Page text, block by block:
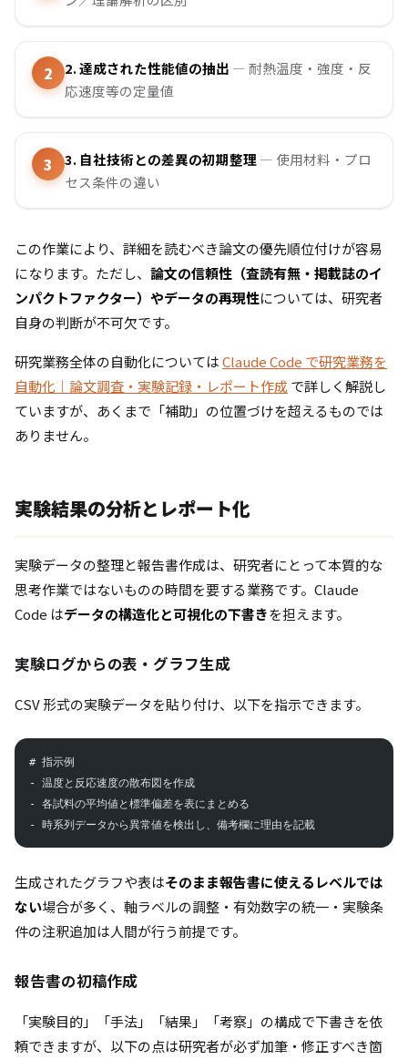
2. 達成された性能値の抽出 — 耐熱温度・強度・反
応速度等の定量値
3. 自社技術との差異の初期整理— 使用材料・プロ
セス条件の違い
この作業により、詳細を読むべき論文の優先順位付けが容易
になります。ただし、 論文の信頼性（査読有無・掲載誌のイ
ンパクトファクター）やデータの再現性については、研究者
自身の判断が不可欠です。
研究業務全体の自動化についてはClaude Code で研究業務を
自動化｜論文調査・実験記録・レポート作成 で詳しく解説し
ていますが、あくまで「補助」の位置づけを超えるものでは
ありません。
実験結果の分析とレポート化
実験データの整理と報告書作成は、研究者にとって本質的な
思考作業ではないものの時間を要する業務です。Claude
Code はデータの構造化と可視化の下書きを担えます。
実験ログからの表・グラフ生成
CSV 形式の実験データを貼り付け、以下を指示できます。
# 指示例
- 温度と反応速度の散布図を作成
- 各試料の平均値と標準偏差を表にまとめる
- 時系列データから異常値を検出し、備考欄に理由を記載
生成されたグラフや表はそのまま報告書に使えるレベルでは
ない場合が多く、軸ラベルの調整・有効数字の統一・実験条
件の注釈追加は人間が行う前提です。
報告書の初稿作成
「実験目的」「手法」「結果」「考察」の構成で下書きを依
頼できますが、以下の点は研究者が必ず加筆・修正すべき箇